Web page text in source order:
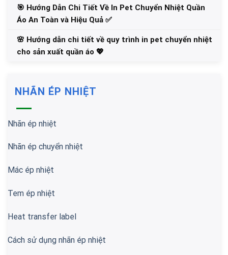
🎯 Hướng Dẫn Chi Tiết Về In Pet Chuyển Nhiệt Quần
Áo An Toàn và Hiệu Quả ✅
🌸 Hướng dẫn chi tiết về quy trình in pet chuyển nhiệt
cho sản xuất quần áo 💖
NHÃN ÉP NHIỆT
Nhãn ép nhiệt
Nhãn ép chuyển nhiệt
Mác ép nhiệt
Tem ép nhiệt
Heat transfer label
Cách sử dụng nhãn ép nhiệt